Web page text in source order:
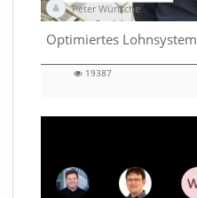
Peter Wünsche
Optimiertes Lohnsystem
00:56 duration
19387